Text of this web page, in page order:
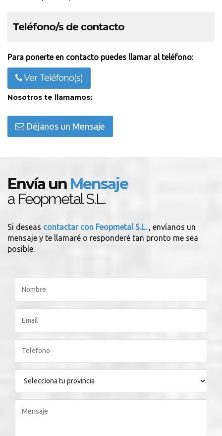
Teléfono/s de contacto
Para ponerte en contacto puedes llamar al teléfono:
Ver Teléfono(s)
Nosotros te llamamos:
Déjanos un Mensaje
Envía un Mensaje
a Feopmetal S.L.
Si deseas contactar con Feopmetal S.L. , envíanos un
mensaje y te llamaré o responderé tan pronto me sea
posible.